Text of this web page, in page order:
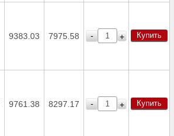
9383.03 7975.58 - + Купить
9761.38 8297.17 - + Купить